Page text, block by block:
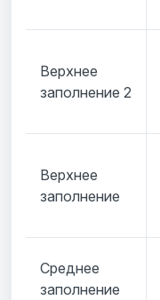
Верхнее
заполнение 2
Верхнее
заполнение
Среднее
заполнение